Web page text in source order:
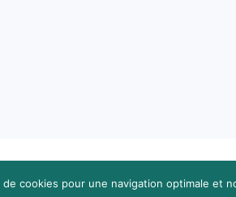
TIMGROUP - © 2026
cookies pour une navigation optimale et